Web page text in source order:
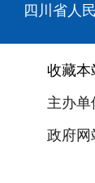
四川省人
收藏本
主办
政府网